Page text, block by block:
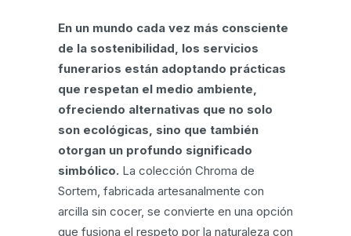
En un mundo cada vez más consciente
de la sostenibilidad, los servicios
funerarios están adoptando prácticas
que respetan el medio ambiente,
ofreciendo alternativas que no solo
son ecológicas, sino que también
otorgan un profundo significado
simbólico. La colección Chroma de
Sortem, fabricada artesanalmente con
arcilla sin cocer, se convierte en una opción
que fusiona el respeto por la naturaleza con